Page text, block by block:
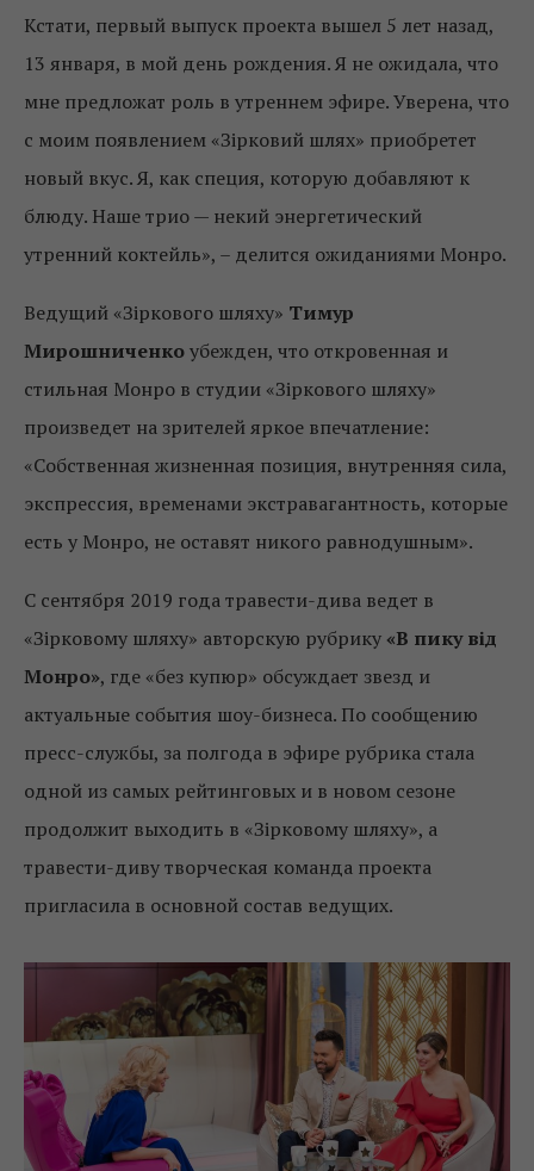
Кстати, первый выпуск проекта вышел 5 лет назад,
13 января, в мой день рождения. Я не ожидала, что
мне предложат роль в утреннем эфире. Уверена, что
с моим появлением «Зірковий шлях» приобретет
новый вкус. Я, как специя, которую добавляют к
блюду. Наше трио — некий энергетический
утренний коктейль», – делится ожиданиями Монро.
Ведущий «Зіркового шляху» Тимур
Мирошниченкоубежден, что откровенная и
стильная Монро в студии «Зіркового шляху»
произведет на зрителей яркое впечатление:
«Собственная жизненная позиция, внутренняя сила,
экспрессия, временами экстравагантность, которые
есть у Монро, не оставят никого равнодушным».
С сентября 2019 года травести-дива ведет в
«Зірковому шляху» авторскую рубрику «В пику від
Монро», где «без купюр» обсуждает звезд и
актуальные события шоу-бизнеса. По сообщению
пресс-службы, за полгода в эфире рубрика стала
одной из самых рейтинговых и в новом сезоне
продолжит выходить в «Зірковому шляху», а
травести-диву творческая команда проекта
пригласила в основной состав ведущих.